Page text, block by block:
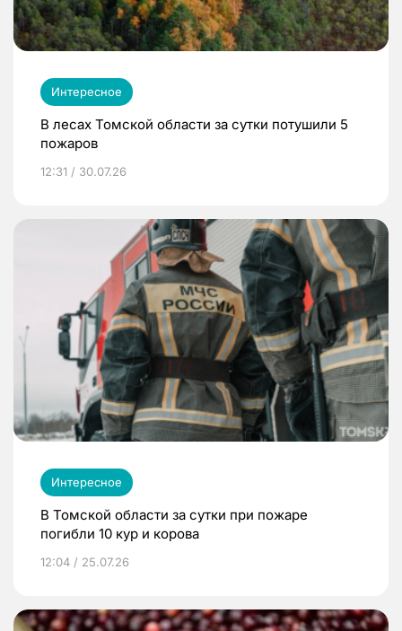
Интересное
В лесах Томской области за сутки потушили 5
пожаров
12:31 / 30.07.26
Интересное
В Томской области за сутки при пожаре
погибли 10 кур и корова
12:04 / 25.07.26